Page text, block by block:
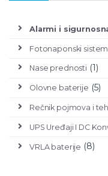
Alarmi i
Fotonaponski
Nase prednosti (1)
Olovne baterije (5)
Rečnik pojmova i
UPS Uređaji I DC
VRLA baterije (8)